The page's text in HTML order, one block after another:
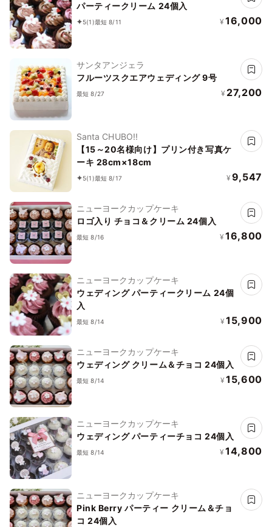
パーティークリーム 24個入
5(1)最短 8/11 ¥ 16,000
サンタアンジェラ
フルーツスクエアウェディング 9号
最短 8/27 ¥ 27,200
Santa CHUBO!!
【15～20名様向け】プリン付き写真ケ
ーキ 28cm×18cm
5(1)最短 8/17 ¥ 9,547
ニューヨークカップケーキ
ロゴ入り チョコ＆クリーム 24個入
最短 8/16 ¥ 16,800
ニューヨークカップケーキ
ウェディング パーティークリーム 24個
入
最短 8/14 ¥ 15,900
ニューヨークカップケーキ
ウェディング クリーム＆チョコ 24個入
最短 8/14 ¥ 15,600
ニューヨークカップケーキ
ウェディング パーティーチョコ 24個入
最短 8/14 ¥ 14,800
ニューヨークカップケーキ
Pink Berry パーティー クリーム＆チョ
コ 24個入